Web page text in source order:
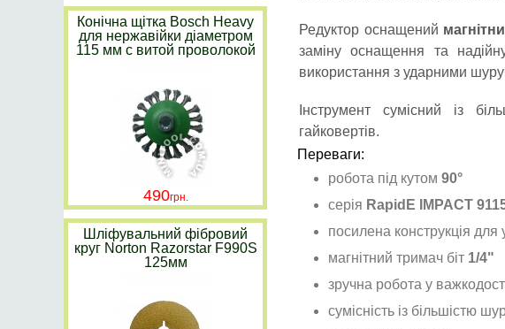
Редуктор оснащений
заміну оснащення та
використання з ударними
Інструмент сумісний із
гайковертів.
Переваги:
робота під кутом 90°
серія RapidE IMPACT
посилена конструкція
магнітний тримач біт 1/4"
зручна робота у
сумісність із більшістю
Конічна щітка Bosch Heavy
для нержавійки діаметром
115 мм с витой проволокой
490
Шліфувальний фібровий
круг Norton Razorstar F990S
125мм